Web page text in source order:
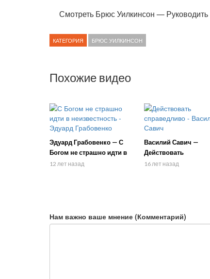
Смотреть Брюс Уилкинсон —
КАТЕГОРИЯ БРЮС УИЛКИНСОН
Похожие видео
Эдуард Грабовенко — С
Богом не страшно идти в
неизвестность
12 лет назад
Василий Савич —
Действовать
справедливо
16 лет назад
Нам важно ваше мнение (Комментарий)